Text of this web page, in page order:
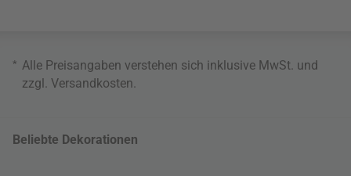
* Alle Preisangaben verstehen sich inklusive MwSt. und
zzgl. Versandkosten.
Beliebte Dekorationen